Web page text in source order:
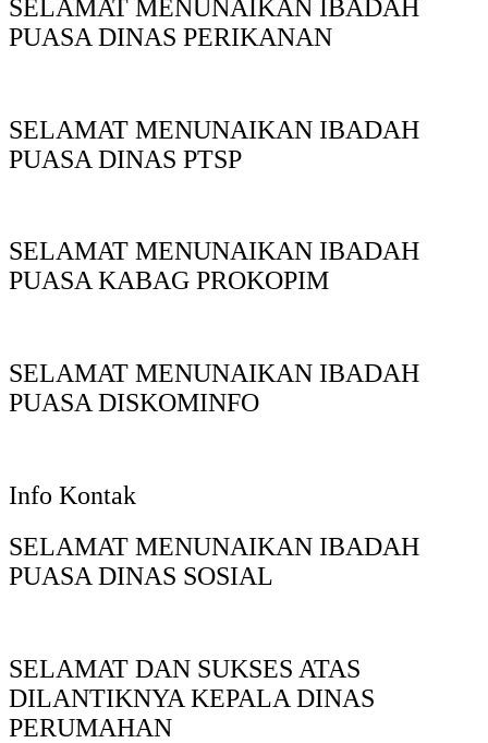
SELAMAT MENUNAIKAN IBADAH
PUASA DINAS PERIKANAN
SELAMAT MENUNAIKAN IBADAH
PUASA DINAS PTSP
SELAMAT MENUNAIKAN IBADAH
PUASA KABAG PROKOPIM
SELAMAT MENUNAIKAN IBADAH
PUASA DISKOMINFO
Info Kontak
SELAMAT MENUNAIKAN IBADAH
PUASA DINAS SOSIAL
SELAMAT DAN SUKSES ATAS
DILANTIKNYA KEPALA DINAS
PERUMAHAN